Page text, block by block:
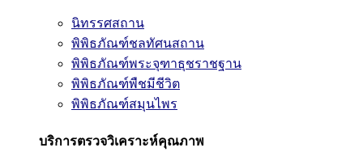
นิทรรศสถาน
พิพิธภัณฑ์ชลทัศนสถาน
พิพิธภัณฑ์พระจุฑาธุชราชฐาน
พิพิธภัณฑ์พืชมีชีวิต
พิพิธภัณฑ์สมุนไพร
บริการตรวจวิเคราะห์คุณภาพ